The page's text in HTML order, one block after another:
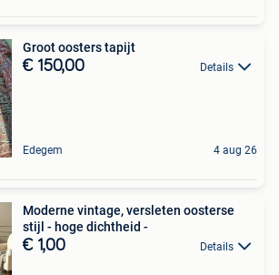
Groot oosters tapijt
€ 150,00 Details
Edegem 4 aug 26
Moderne vintage, versleten oosterse
stijl - hoge dichtheid -
€ 1,00 Details